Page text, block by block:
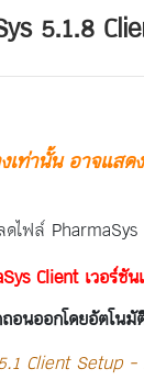
5.1.8
ท่านั้น อาจแสด
ไฟล์
Client เวอร์ชั
อนออกโดยอัตโน
Client Setup -